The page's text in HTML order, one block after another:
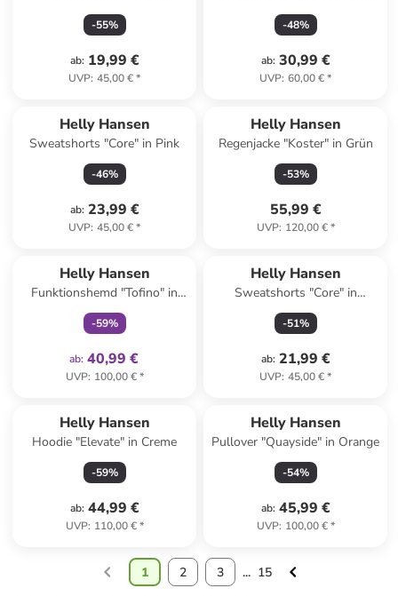
Summer" in Dunkelblau
-55%
ab: 19,99 €
UVP: 45,00 €*
in Lila
-48%
ab: 30,99 €
UVP: 60,00 €*
Helly Hansen
Sweatshorts "Core" in Pink
-46%
ab: 23,99 €
UVP: 45,00 €*
Helly Hansen
Regenjacke "Koster" in Grün
-53%
55,99 €
UVP: 120,00 €*
Helly Hansen
Funktionshemd "Tofino" in
Grün
-59%
ab: 40,99 €
UVP: 100,00 €*
Helly Hansen
Sweatshorts "Core" in
Schwarz
-51%
ab: 21,99 €
UVP: 45,00 €*
Helly Hansen
Hoodie "Elevate" in Creme
-59%
ab: 44,99 €
UVP: 110,00 €*
Helly Hansen
Pullover "Quayside" in Orange
-54%
ab: 45,99 €
UVP: 100,00 €*
1 2 3 ... 15